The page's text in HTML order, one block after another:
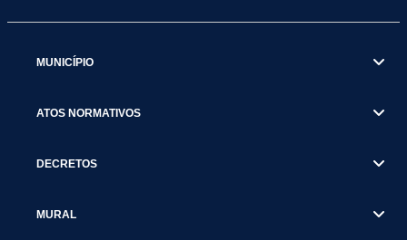
MUNICÍPIO
ATOS NORMATIVOS
DECRETOS
MURAL